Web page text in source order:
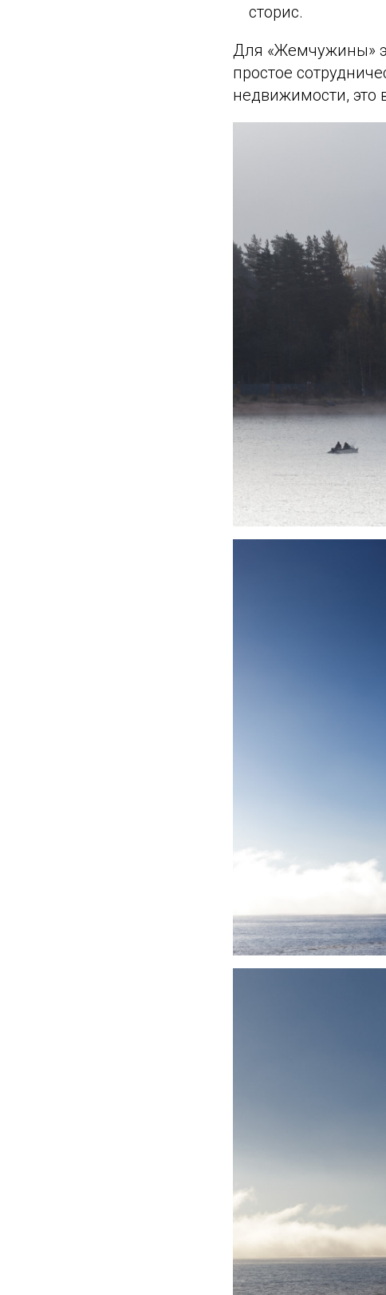
сторис.
Для «Жемчужины»
простое
недвижимости, это